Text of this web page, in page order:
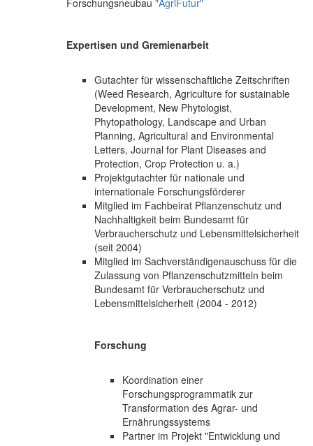
Expertisen und Gremienarbeit
Gutachter für wissenschaftliche Zeitschriften
(Weed Research, Agriculture for sustainable
Development, New Phytologist,
Phytopathology, Landscape and Urban
Planning, Agricultural and Environmental
Letters, Journal for Plant Diseases and
Protection, Crop Protection u. a.)
Projektgutachter für nationale und
internationale Forschungsförderer
Mitglied im Fachbeirat Pflanzenschutz und
Nachhaltigkeit beim Bundesamt für
Verbraucherschutz und Lebensmittelsicherheit
(seit 2004)
Mitglied im Sachverständigenauschuss für die
Zulassung von Pflanzenschutzmitteln beim
Bundesamt für Verbraucherschutz und
Lebensmittelsicherheit (2004 - 2012)
Forschung
Koordination einer
Forschungsprogrammatik zur
Transformation des Agrar- und
Ernährungssystems
Partner im Projekt "Entwicklung und